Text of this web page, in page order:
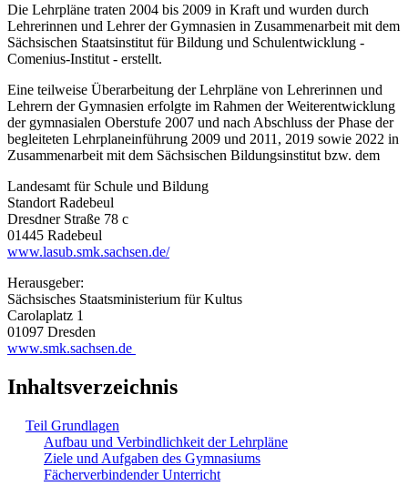
Die Lehrpläne traten 2004 bis 2009 in Kraft und wurden durch
Lehrerinnen und Lehrer der Gymnasien in Zusammenarbeit mit dem
Sächsischen Staatsinstitut für Bildung und Schulentwicklung -
Comenius-Institut - erstellt.
Eine teilweise Überarbeitung der Lehrpläne von Lehrerinnen und
Lehrern der Gymnasien erfolgte im Rahmen der Weiterentwicklung
der gymnasialen Oberstufe 2007 und nach Abschluss der Phase der
begleiteten Lehrplaneinführung 2009 und 2011, 2019 sowie 2022 in
Zusammenarbeit mit dem Sächsischen Bildungsinstitut bzw. dem
Landesamt für Schule und Bildung
Standort Radebeul
Dresdner Straße 78 c
01445 Radebeul
www.lasub.smk.sachsen.de/
Herausgeber:
Sächsisches Staatsministerium für Kultus
Carolaplatz 1
01097 Dresden
www.smk.sachsen.de
Inhaltsverzeichnis
Teil Grundlagen
Aufbau und Verbindlichkeit der Lehrpläne
Ziele und Aufgaben des Gymnasiums
Fächerverbindender Unterricht